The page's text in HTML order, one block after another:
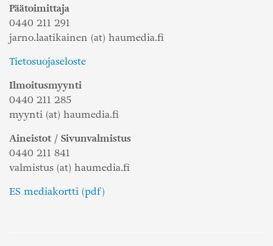
Päätoimittaja
0440 211 291
jarno.laatikainen (at) haumedia.fi
Tietosuojaseloste
Ilmoitusmyynti
0440 211 285
myynti (at) haumedia.fi
Aineistot / Sivunvalmistus
0440 211 841
valmistus (at) haumedia.fi
ES mediakortti (pdf)